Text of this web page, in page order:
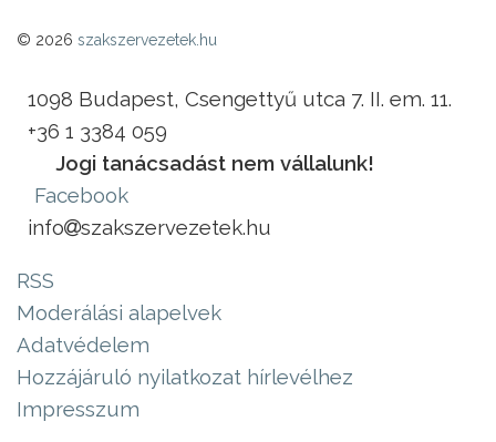
© 2026 szakszervezetek.hu
1098 Budapest, Csengettyű utca 7. II. em. 11.
+36 1 3384 059
Jogi tanácsadást nem vállalunk!
Facebook
info
szakszervezetek.hu
RSS
Moderálási alapelvek
Adatvédelem
Hozzájáruló nyilatkozat hírlevélhez
Impresszum